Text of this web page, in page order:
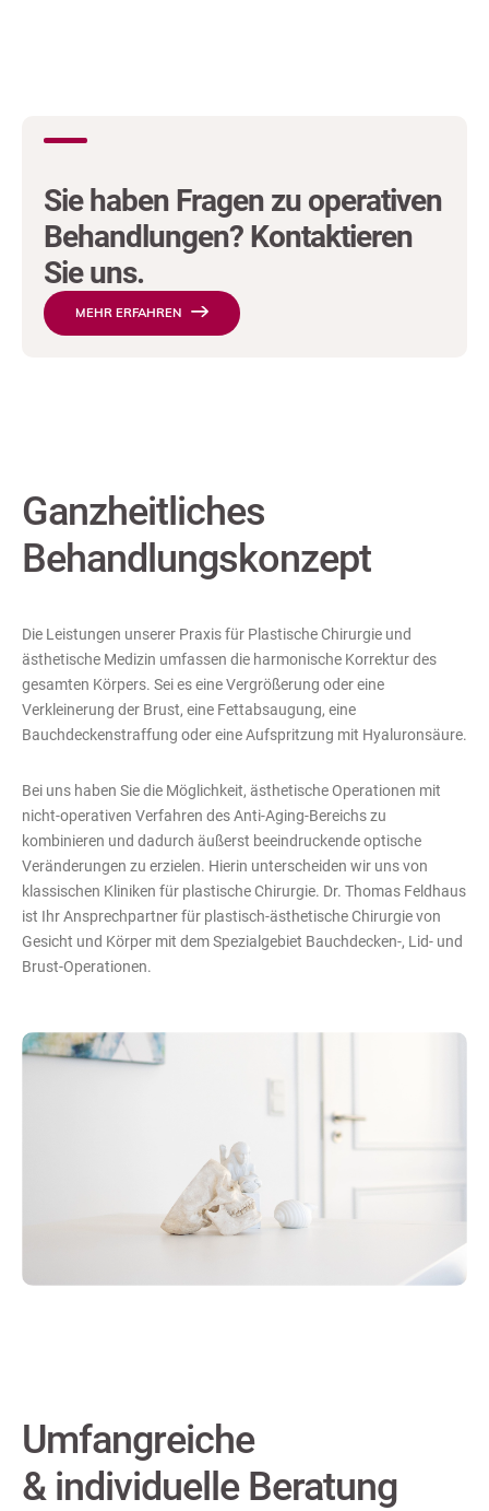
Sie haben Fragen zu operativen
Behandlungen? Kontaktieren
Sie uns.
MEHR ERFAHREN
Ganzheitliches
Behandlungskonzept
Die Leistungen unserer Praxis für Plastische Chirurgie und
ästhetische Medizin umfassen die harmonische Korrektur des
gesamten Körpers. Sei es eine Vergrößerung oder eine
Verkleinerung der Brust, eine Fettabsaugung, eine
Bauchdeckenstraffung oder eine Aufspritzung mit Hyaluronsäure.
Bei uns haben Sie die Möglichkeit, ästhetische Operationen mit
nicht-operativen Verfahren des Anti-Aging-Bereichs zu
kombinieren und dadurch äußerst beeindruckende optische
Veränderungen zu erzielen. Hierin unterscheiden wir uns von
klassischen Kliniken für plastische Chirurgie. Dr. Thomas Feldhaus
ist Ihr Ansprechpartner für plastisch-ästhetische Chirurgie von
Gesicht und Körper mit dem Spezialgebiet Bauchdecken-, Lid- und
Brust-Operationen.
Umfangreiche
& individuelle Beratung